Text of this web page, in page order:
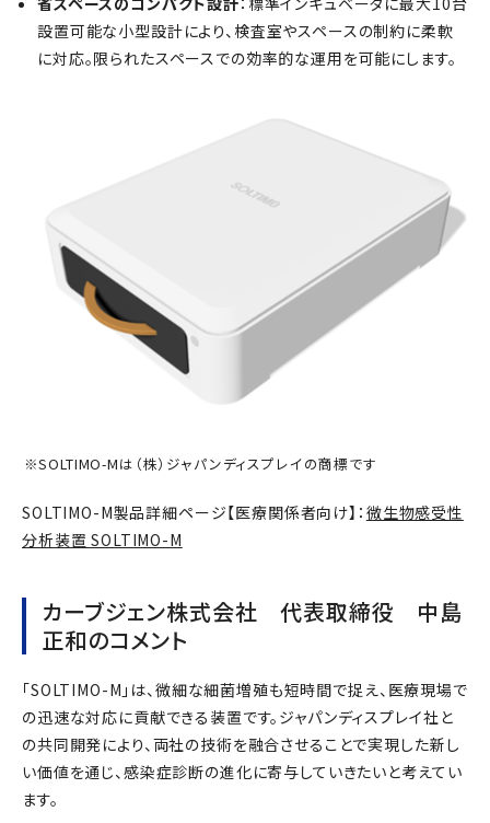
設置可能な小型設計により、検査室やスペースの制約に柔軟
に対応。限られたスペースでの効率的な運用を可能にします。
※SOLTIMO-Mは（株）ジャパンディスプレイの商標です
SOLTIMO-M製品詳細ページ【医療関係者向け】： 微生物感受性
分析装置 SOLTIMO-M
カーブジェン株式会社 代表取締役 中島
正和のコメント
「SOLTIMO-M」は、微細な細菌増殖も短時間で捉え、医療現場で
の迅速な対応に貢献できる装置です。ジャパンディスプレイ社と
の共同開発により、両社の技術を融合させることで実現した新し
い価値を通じ、感染症診断の進化に寄与していきたいと考えてい
ます。